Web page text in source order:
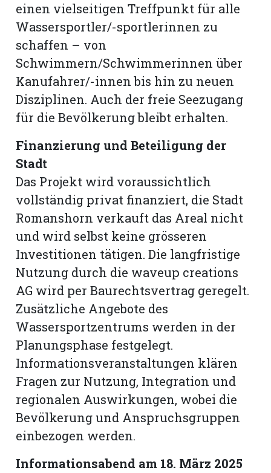
einen vielseitigen Treffpunkt für alle
Wassersportler/-sportlerinnen zu
schaffen – von
Schwimmern/Schwimmerinnen über
Kanufahrer/-innen bis hin zu neuen
Disziplinen. Auch der freie Seezugang
für die Bevölkerung bleibt erhalten.
Finanzierung und Beteiligung der
Stadt
Das Projekt wird voraussichtlich
vollständig privat finanziert, die Stadt
Romanshorn verkauft das Areal nicht
und wird selbst keine grösseren
Investitionen tätigen. Die langfristige
Nutzung durch die waveup creations
AG wird per Baurechtsvertrag geregelt.
Zusätzliche Angebote des
Wassersportzentrums werden in der
Planungsphase festgelegt.
Informationsveranstaltungen klären
Fragen zur Nutzung, Integration und
regionalen Auswirkungen, wobei die
Bevölkerung und Anspruchsgruppen
einbezogen werden.
Informationsabend am 18. März 2025